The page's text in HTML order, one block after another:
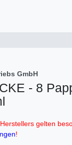
GmbH
- 8
gelten
!